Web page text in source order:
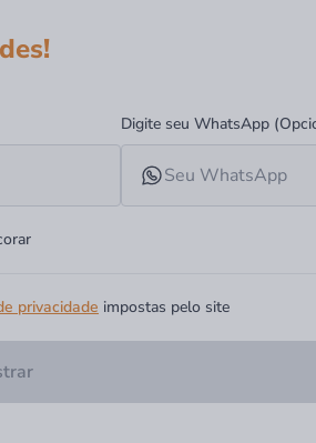
Digite seu WhatsApp
privacidade impostas pelo site